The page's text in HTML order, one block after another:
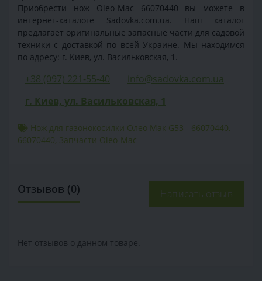
Приобрести нож Oleo-Mac 66070440 вы можете в
интернет-каталоге Sadovka.com.ua. Наш каталог
предлагает оригинальные запасные части для садовой
техники с доставкой по всей Украине. Мы находимся
по адресу: г. Киев, ул. Васильковская, 1.
+38 (097) 221-55-40
info@sadovka.com.ua
г. Киев, ул. Васильковская, 1
Нож для газонокосилки Олео Мак G53 - 66070440,
66070440, Запчасти Oleo-Mac
Отзывов (0) Написать отзыв
Нет отзывов о данном товаре.